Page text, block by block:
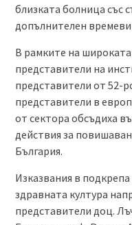
близката болница със
допълнителен времеви
В рамките на широката
представители на
представители от 52-
представители в
от сектора обсъдиха
действия за
България.
Изказвания в
здравната култура
представители доц.